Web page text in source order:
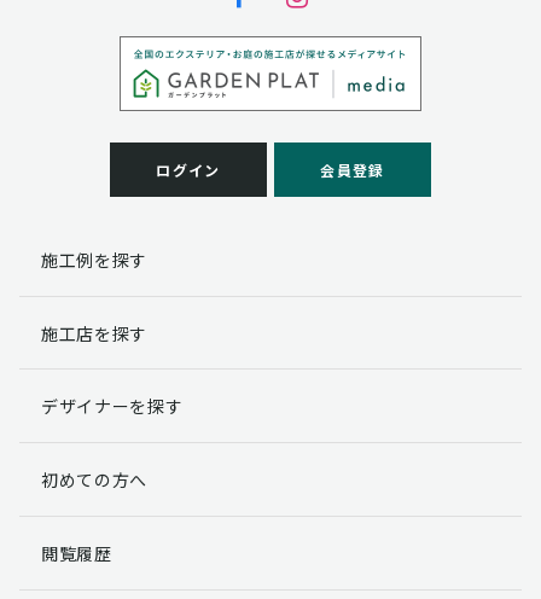
ログイン 会員登録
施工例を探す
施工店を探す
デザイナーを探す
初めての方へ
閲覧履歴